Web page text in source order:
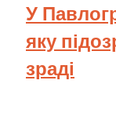
У
яку
зраді